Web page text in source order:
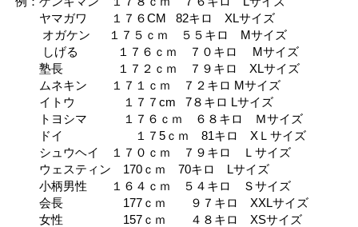
ヤマガワ １７６CM 82キロ XLサイズ
オガケン １７５ｃｍ ５５キロ Mサイズ
しげる １７６ｃｍ ７０キロ Mサイズ
塾長 １７２ｃｍ ７９キロ XLサイズ
ムネキン １７１ｃｍ ７２キロ Mサイズ
イトウ １７７cm 7８キロ Lサイズ
トヨシマ １７６ｃｍ ６８キロ Ｍサイズ
ドイ １７5ｃｍ 81キロ XＬサイズ
シュウヘイ １７０ｃｍ ７９キロ Ｌサイズ
ウェスティン 170ｃｍ 70キロ Lサイズ
小柄男性 １６４ｃｍ ５４キロ Ｓサイズ
会長 177ｃｍ ９７キロ XXLサイズ
女性 157ｃｍ ４８キロ XSサイズ